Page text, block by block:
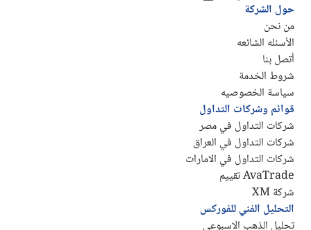
حول الشركة
من نحن
الأسئله الشائعه
أتصل بنا
شروط الخدمة
سياسة الخصوصيه
قوائم وشركات التداول
شركات التداول في مصر
شركات التداول في العراق
شركات التداول في الامارات
AvaTrade تقييم
شركة XM
التحليل الفني للفوركس
تحليل الذهب الاسبوعي